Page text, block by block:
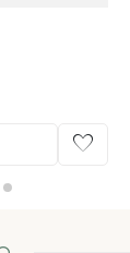
favorite